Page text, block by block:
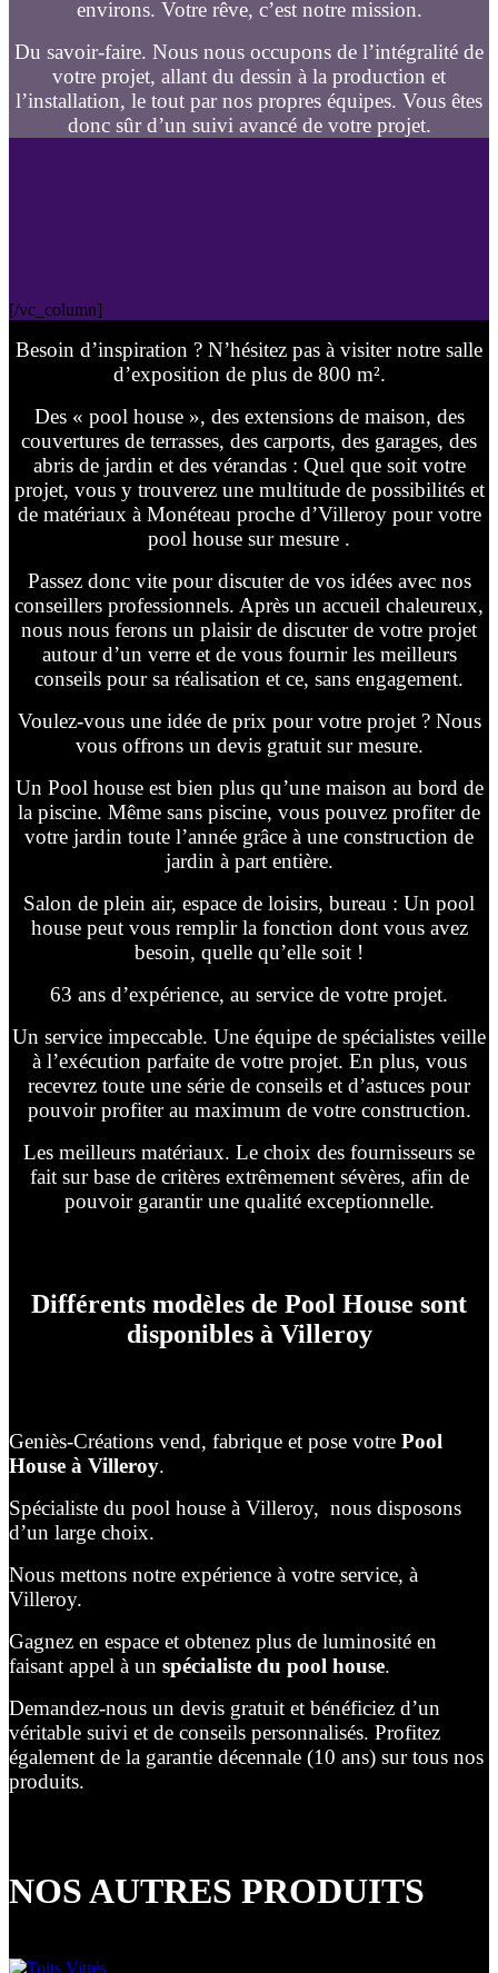
environs. Votre rêve, c’est notre mission.
Du savoir-faire. Nous nous occupons de l’intégralité de
votre projet, allant du dessin à la production et
l’installation, le tout par nos propres équipes. Vous êtes
donc sûr d’un suivi avancé de votre projet.
[/vc_column]
Besoin d’inspiration ? N’hésitez pas à visiter notre salle
d’exposition de plus de 800 m².
Des « pool house », des extensions de maison, des
couvertures de terrasses, des carports, des garages, des
abris de jardin et des vérandas : Quel que soit votre
projet, vous y trouverez une multitude de possibilités et
de matériaux à Monéteau proche d’Villeroy pour votre
pool house sur mesure .
Passez donc vite pour discuter de vos idées avec nos
conseillers professionnels. Après un accueil chaleureux,
nous nous ferons un plaisir de discuter de votre projet
autour d’un verre et de vous fournir les meilleurs
conseils pour sa réalisation et ce, sans engagement.
Voulez-vous une idée de prix pour votre projet ? Nous
vous offrons un devis gratuit sur mesure.
Un Pool house est bien plus qu’une maison au bord de
la piscine. Même sans piscine, vous pouvez profiter de
votre jardin toute l’année grâce à une construction de
jardin à part entière.
Salon de plein air, espace de loisirs, bureau : Un pool
house peut vous remplir la fonction dont vous avez
besoin, quelle qu’elle soit !
63 ans d’expérience, au service de votre projet.
Un service impeccable. Une équipe de spécialistes veille
à l’exécution parfaite de votre projet. En plus, vous
recevrez toute une série de conseils et d’astuces pour
pouvoir profiter au maximum de votre construction.
Les meilleurs matériaux. Le choix des fournisseurs se
fait sur base de critères extrêmement sévères, afin de
pouvoir garantir une qualité exceptionnelle.
Différents modèles de Pool House sont
disponibles à Villeroy
Geniès-Créations vend, fabrique et pose votre Pool
House à Villeroy.
Spécialiste du pool house à Villeroy, nous disposons
d’un large choix.
Nous mettons notre expérience à votre service, à
Villeroy.
Gagnez en espace et obtenez plus de luminosité en
faisant appel à un spécialiste du pool house.
Demandez-nous un devis gratuit et bénéficiez d’un
véritable suivi et de conseils personnalisés. Profitez
également de la garantie décennale (10 ans) sur tous nos
produits.
NOS AUTRES PRODUITS